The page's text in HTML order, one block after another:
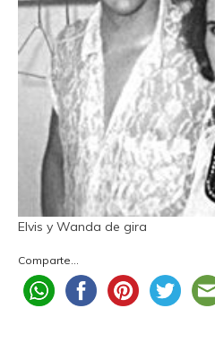
Elvis y Wanda de gira
Comparte...